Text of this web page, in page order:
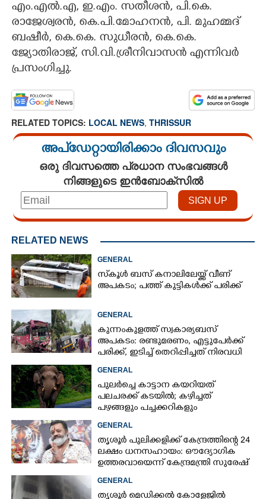
എം.എൽ.എ, ഇ.എം. സതീശൻ, പി.കെ.
രാജേശ്വരൻ, കെ.പി.മോഹനൻ, പി. മുഹമ്മദ്
ബഷീർ, കെ.കെ. സുധീരൻ, കെ.കെ.
ജ്യോതിരാജ്, സി.വി.ശ്രീനിവാസൻ എന്നിവർ
പ്രസംഗിച്ചു.
RELATED TOPICS: LOCAL NEWS, THRISSUR
അപ്ഡേറ്റായിരിക്കാം ദിവസവും
ഒരു ദിവസത്തെ പ്രധാന സംഭവങ്ങൾ
നിങ്ങളുടെ ഇൻബോക്സിൽ
RELATED NEWS
GENERAL
സ്‌കൂൾ ബസ് കനാലിലേയ്ക്ക് വീണ്
അപകടം; പത്ത് കുട്ടികൾക്ക് പരിക്ക്
GENERAL
കുന്നംകുളത്ത് സ്വകാര്യബസ്
അപകടം: രണ്ടുമരണം, എട്ടുപേർക്ക്
പരിക്ക്, ഇടിച്ച് തെറിപ്പിച്ചത് നിരവധി
വാഹനങ്ങളെ
GENERAL
പുലർച്ചെ കാട്ടാന കയറിയത്
പലചരക്ക് കടയിൽ; കഴിച്ചത്
പഴങ്ങളും പച്ചക്കറികളും
GENERAL
തൃശൂർ പുലിക്കളിക്ക് കേന്ദ്രത്തിന്റെ 24
ലക്ഷം ധനസഹായം: ഔദ്യോഗിക
ഉത്തരവായെന്ന് കേന്ദ്രമന്ത്രി സുരേഷ്
ഗോപി
GENERAL
തൃശൂർ മെഡിക്കൽ കോളേജിൽ